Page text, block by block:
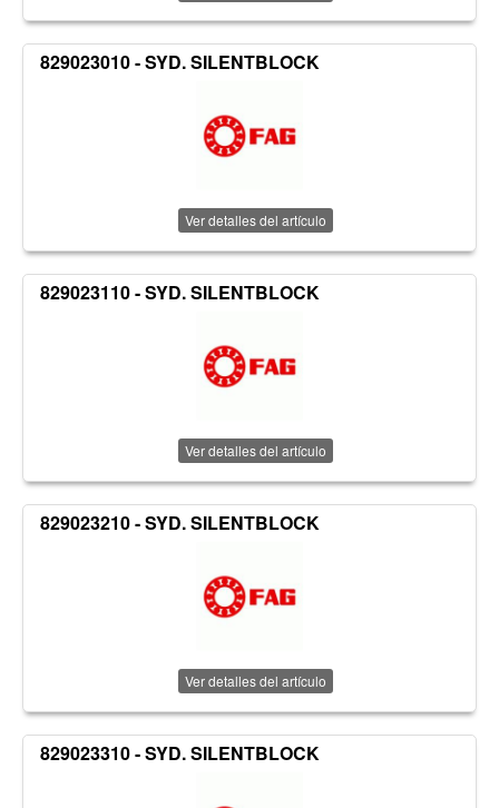
829023010 - SYD. SILENTBLOCK
Ver detalles del artículo
829023110 - SYD. SILENTBLOCK
Ver detalles del artículo
829023210 - SYD. SILENTBLOCK
Ver detalles del artículo
829023310 - SYD. SILENTBLOCK